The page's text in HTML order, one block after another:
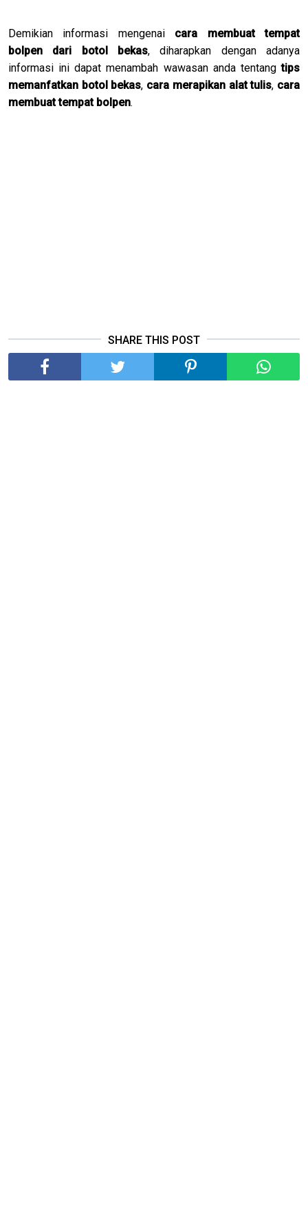
Demikian informasi mengenai cara membuat tempat
bolpen dari botol bekas, diharapkan dengan adanya
informasi ini dapat menambah wawasan anda tentangtips
memanfatkan botol bekas, cara merapikan alat tulis, cara
membuat tempat bolpen.
SHARE THIS POST